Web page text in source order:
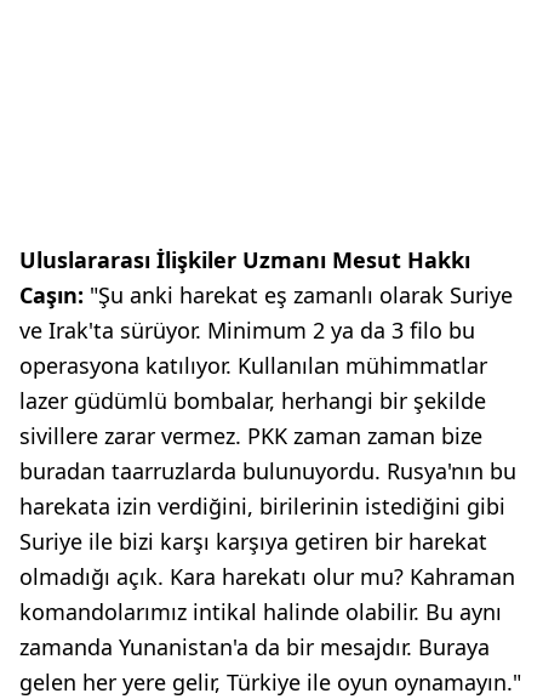
Uluslararası İlişkiler Uzmanı Mesut Hakkı
Caşın: "Şu anki harekat eş zamanlı olarak Suriye
ve Irak'ta sürüyor. Minimum 2 ya da 3 filo bu
operasyona katılıyor. Kullanılan mühimmatlar
lazer güdümlü bombalar, herhangi bir şekilde
sivillere zarar vermez. PKK zaman zaman bize
buradan taarruzlarda bulunuyordu. Rusya'nın bu
harekata izin verdiğini, birilerinin istediğini gibi
Suriye ile bizi karşı karşıya getiren bir harekat
olmadığı açık. Kara harekatı olur mu? Kahraman
komandolarımız intikal halinde olabilir. Bu aynı
zamanda Yunanistan'a da bir mesajdır. Buraya
gelen her yere gelir, Türkiye ile oyun oynamayın."